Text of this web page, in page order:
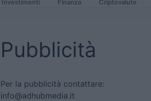
Investimenti Finanza Criptovalute
Pubblicità
Per la pubblicità contattare:
info@adhubmedia.it